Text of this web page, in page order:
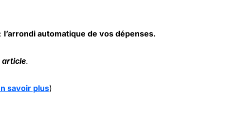
l’arrondi automatique de vos dépenses.
article.
savoir plus)